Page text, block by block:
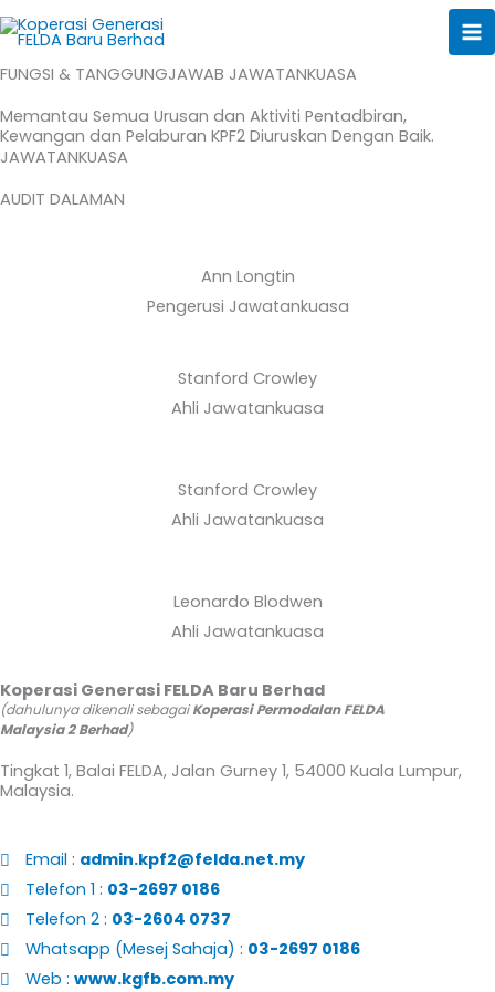
Skip
content
FUNGSI & TANGGUNGJAWAB JAWATANKUASA
Memantau Semua Urusan dan Aktiviti Pentadbiran,
Kewangan dan Pelaburan KPF2 Diuruskan Dengan Baik.
JAWATANKUASA
AUDIT DALAMAN
Ann Longtin
Pengerusi Jawatankuasa
Stanford Crowley
Ahli Jawatankuasa
Stanford Crowley
Ahli Jawatankuasa
Leonardo Blodwen
Ahli Jawatankuasa
Koperasi Generasi FELDA Baru Berhad
(dahulunya dikenali sebagaiKoperasi Permodalan FELDA
Malaysia 2 Berhad)
Tingkat 1, Balai FELDA, Jalan Gurney 1, 54000 Kuala Lumpur,
Malaysia.
Email : admin.kpf2@felda.net.my
Telefon 1 : 03-2697 0186
Telefon 2 : 03-2604 0737
Whatsapp (Mesej Sahaja) : 03-2697 0186
Web :www.kgfb.com.my